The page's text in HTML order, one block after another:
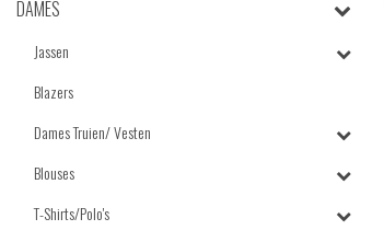
DAMES
Jassen
Blazers
Dames Truien/ Vesten
Blouses
T-Shirts/Polo's